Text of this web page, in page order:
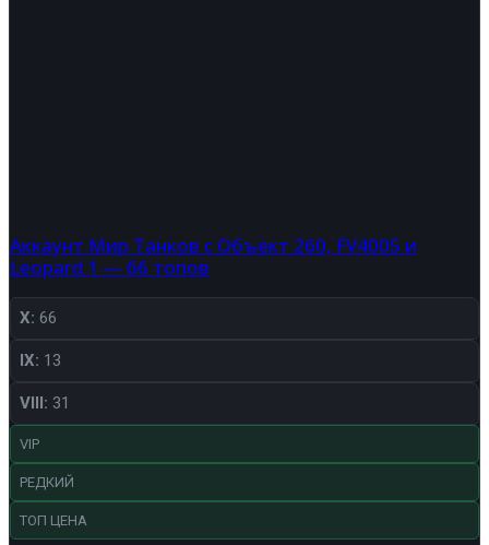
Аккаунт Мир Танков с Объект 260, FV4005 и
Leopard 1 — 66 топов
X: 66
IX: 13
VIII: 31
VIP
РЕДКИЙ
ТОП ЦЕНА